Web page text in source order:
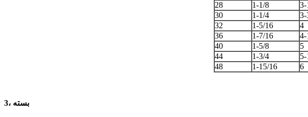
28
1-1/8 3-
30
1-1/4 3-
32
1-5/16 4
36
1-7/16 4-
40
1-5/8 5
44
1-3/4 5-
48
1-15/16 6
3، بسته